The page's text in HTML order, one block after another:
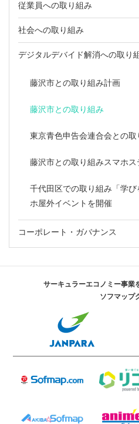
従業員への取り組み
社会への取り組み
デジタルデバイド解消への取り
藤沢市との取り組み計画
藤沢市との取り組み
東京青色申告会連合会との取
藤沢市との取り組みスマホ
千代田区での取り組み「学
ホ屋外イベントを開催
コーポレート・ガバナンス
サーキュラーエコノミー事
ソフマップ